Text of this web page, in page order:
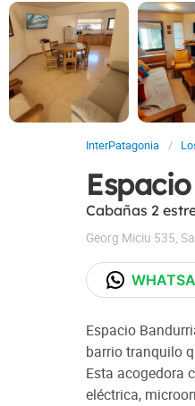
InterPatagonia
Cabañas 2
Georg Miciu 535,
Espacio
barrio tranquilo
Esta acogedora
eléctrica,